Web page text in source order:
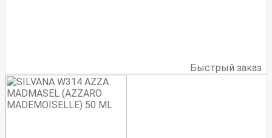
Быстрый заказ